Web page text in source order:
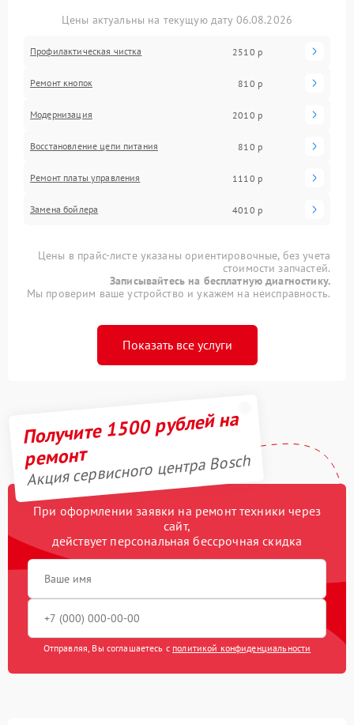
Цены актуальны на текущую дату 06.08.2026
Профилактическая чистка 2510 р
Ремонт кнопок 810 р
Модернизация 2010 р
Восстановление цепи питания 810 р
Ремонт платы управления 1110 р
Замена бойлера 4010 р
Цены в прайс-листе указаны ориентировочные, без учета
стоимости запчастей.
Записывайтесь на бесплатную диагностику.
Мы проверим ваше устройство и укажем на неисправность.
Показать все услуги
Получите 1500 рублей на
ремонт
Акция сервисного центра Bosch
При оформлении заявки на ремонт техники через
сайт,
действует персональная бессрочная скидка
Отправляя, Вы соглашаетесь с политикой конфиденциальности